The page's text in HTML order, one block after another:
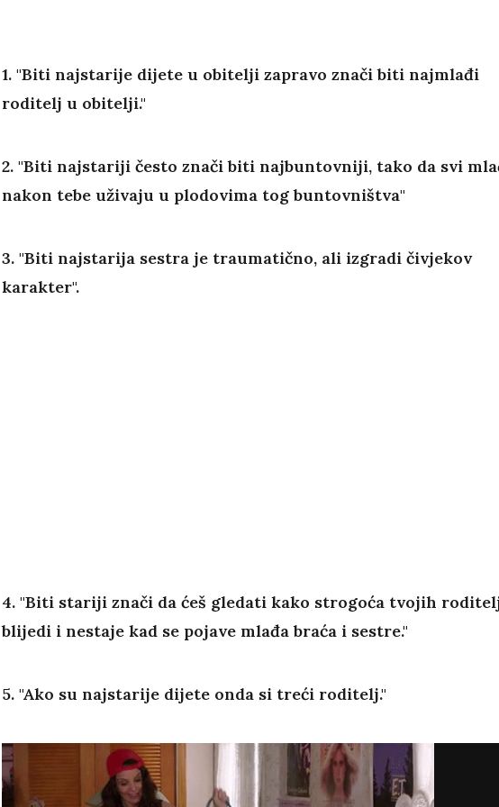
1. "Biti najstarije dijete u obitelji zapravo znači biti najmlađi
roditelj u obitelji."
2. "Biti najstariji često znači biti najbuntovniji, tako da svi
nakon tebe uživaju u plodovima tog buntovništva"
3. "Biti najstarija sestra je traumatično, ali izgradi čivjekov
karakter".
4. "Biti stariji znači da ćeš gledati kako strogoća tvojih
blijedi i nestaje kad se pojave mlađa braća i sestre."
5. "Ako su najstarije dijete onda si treći roditelj."